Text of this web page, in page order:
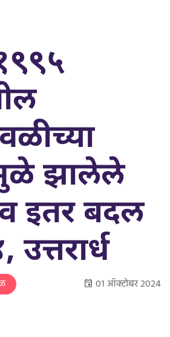
झालेले
इतर बदल
०१ ऑक्टोबर २०२४